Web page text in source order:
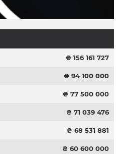
₴ 156 161 727
₴ 94 100 000
₴ 77 500 000
₴ 71 039 476
₴ 68 531 881
₴ 60 600 000